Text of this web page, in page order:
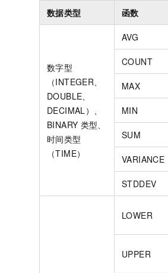
数据类型 函数
数字型
（INTEGER、
DOUBLE、
DECIMAL）、
BINARY 类型、
时间类型
（TIME）
AVG
COUNT
MAX
MIN
SUM
VARIANCE
STDDEV
LOWER
UPPER